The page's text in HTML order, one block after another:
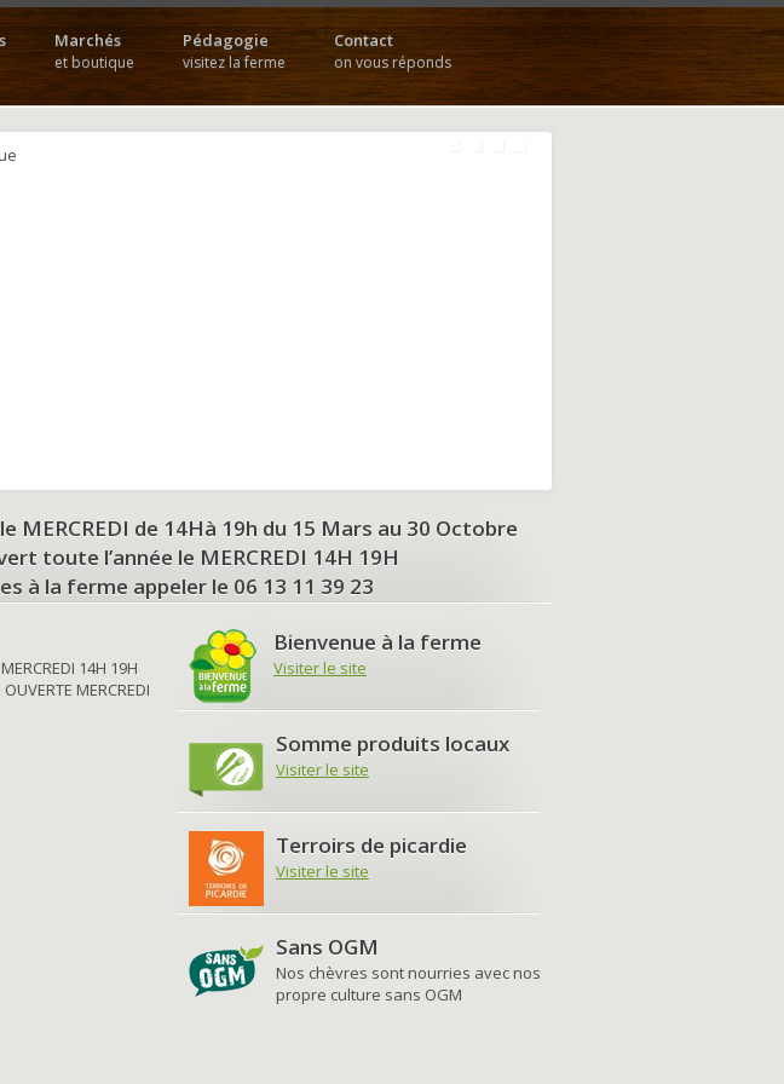
Marchés
et boutique
Pédagogie
visitez la ferme
Contact
on vous réponds
MERCREDI de 14Hà 19h du 15 Mars au 30 Octobre
toute l’année le MERCREDI 14H 19H
à la ferme appeler le 06 13 11 39 23
14H 19H
MERCREDI
Bienvenue à la ferme
Visiter le site
Somme produits locaux
Visiter le site
Terroirs de picardie
Visiter le site
Sans OGM
Nos chèvres sont nourries avec nos
propre culture sans OGM